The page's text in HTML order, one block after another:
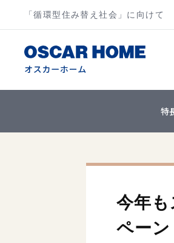
「循環型住み替え社会」に向けて
特
今年
ペーン